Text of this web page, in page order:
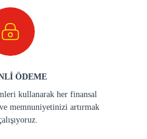
ÖDEME
kullanarak her finansal
memnuniyetinizi artırmak